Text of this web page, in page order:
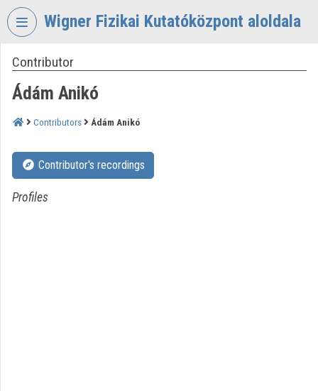
Skip header
Wigner Fizikai Kutatóközpont aloldala
VIDEO
WIGNER
FIZIKAI
Organization home
Log In
Contributor
Ádám Anikó
Contributors Ádám Anikó
Contributor's recordings
Profiles